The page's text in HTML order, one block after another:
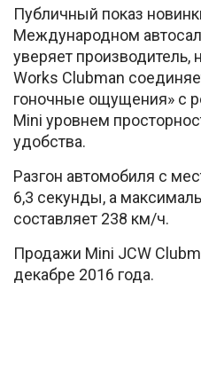
Публичный показ
Международном
уверяет
Works Clubman
гоночные ощущения» с
Mini уровнем
удобства.
Разгон автомобиля с
6,3 секунды, а
составляет 238 км/ч.
Продажи Mini JCW
декабре 2016 года.